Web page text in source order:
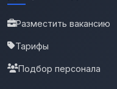
Разместить вакансию
Тарифы
Подбор персонала